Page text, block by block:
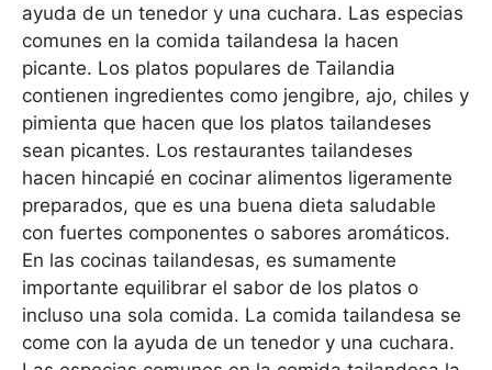
ayuda de un tenedor y una cuchara. Las especias
comunes en la comida tailandesa la hacen
picante. Los platos populares de Tailandia
contienen ingredientes como jengibre, ajo, chiles y
pimienta que hacen que los platos tailandeses
sean picantes. Los restaurantes tailandeses
hacen hincapié en cocinar alimentos ligeramente
preparados, que es una buena dieta saludable
con fuertes componentes o sabores aromáticos.
En las cocinas tailandesas, es sumamente
importante equilibrar el sabor de los platos o
incluso una sola comida. La comida tailandesa se
come con la ayuda de un tenedor y una cuchara.